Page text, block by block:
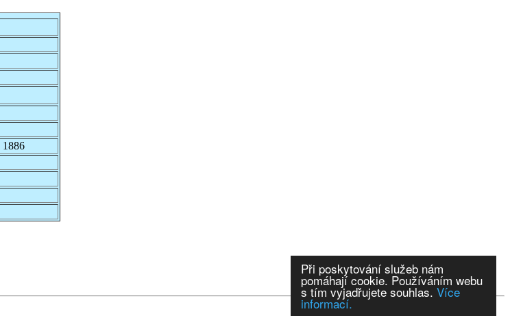
Při poskytování služeb nám
pomáhají cookie. Používáním webu
s tím vyjadřujete souhlas. Více
informací.
1886